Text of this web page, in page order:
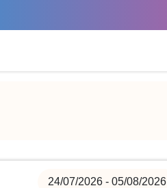
24/07/2026 - 05/08/2026